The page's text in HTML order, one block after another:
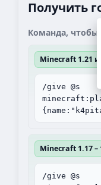
Получить
Команда, чтобы
Minecraft 1.21 и
/give @s
Minecraft 1.17 –
/give @s